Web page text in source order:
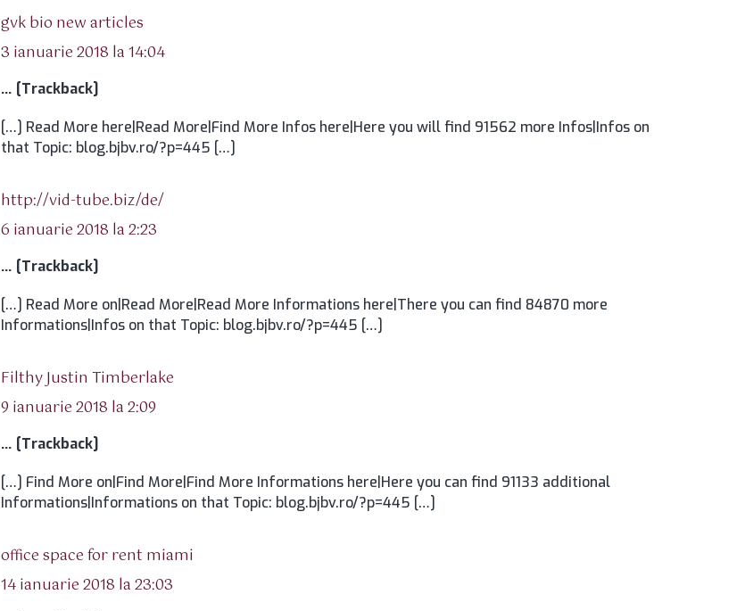
gvk bio new articles
3 ianuarie 2018 la 14:04
… [Trackback]
[…] Read More here|Read More|Find More Infos here|Here you will find 91562 more Infos|Infos on
that Topic: blog.bjbv.ro/?p=445 […]
http://vid-tube.biz/de/spune:
6 ianuarie 2018 la 2:23
… [Trackback]
[…] Read More on|Read More|Read More Informations here|There you can find 84870 more
Informations|Infos on that Topic: blog.bjbv.ro/?p=445 […]
Filthy Justin Timberlake
9 ianuarie 2018 la 2:09
… [Trackback]
[…] Find More on|Find More|Find More Informations here|Here you can find 91133 additional
Informations|Informations on that Topic: blog.bjbv.ro/?p=445 […]
office space for rent miami
14 ianuarie 2018 la 23:03